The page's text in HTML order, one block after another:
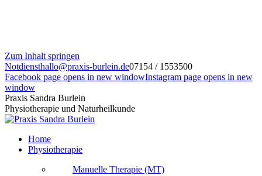
Zum Inhalt springen
Notdiensthallo@praxis-burlein.de07154 / 1553500
Facebook page opens in new windowInstagram page opens in new
window
Praxis Sandra Burlein
Physiotherapie und Naturheilkunde
Home
Physiotherapie
Manuelle Therapie (MT)